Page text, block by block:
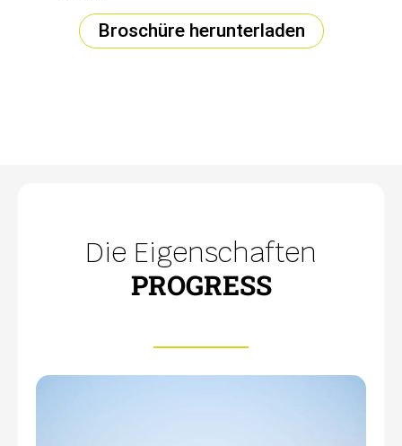
Broschüre herunterladen
Die Eigenschaften
PROGRESS